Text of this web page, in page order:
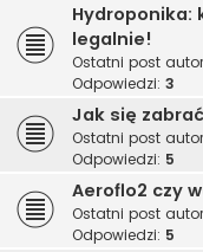
Hydroponika:
legalnie!
Ostatni post
Odpowiedzi: 3
Jak się
Ostatni post
Odpowiedzi: 5
Aeroflo2 czy
Ostatni post
Odpowiedzi: 5